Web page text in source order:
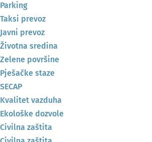
Parking
Taksi prevoz
Javni prevoz
Životna sredina
Zelene površine
Pješačke staze
SECAP
Kvalitet vazduha
Ekološke dozvole
Civilna zaštita